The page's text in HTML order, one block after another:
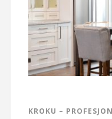
KROKU –